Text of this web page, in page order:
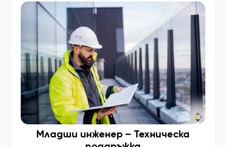
(GAAP/IFRS) Manage cash, bank […]
Младши инженер – Техническа